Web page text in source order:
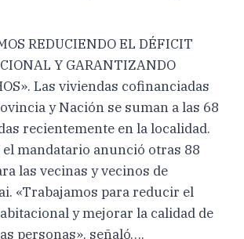
REDUCIENDO EL DÉFICIT
Y GARANTIZANDO
Las viviendas cofinanciadas
y Nación se suman a las 68
recientemente en la localidad.
el mandatario anunció otras 88
las vecinas y vecinos de
«Trabajamos para reducir el
y mejorar la calidad de
personas», señaló….